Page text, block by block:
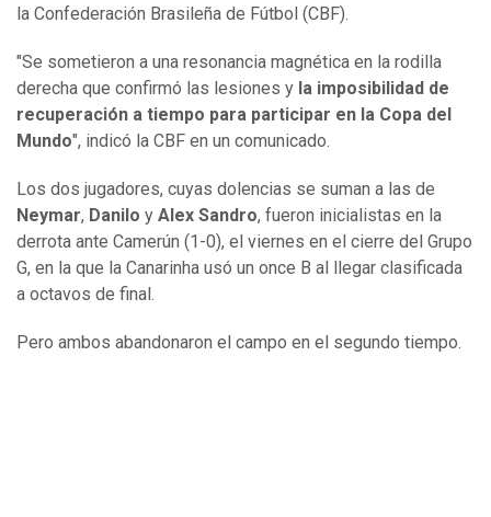
la Confederación Brasileña de Fútbol (CBF).
"Se sometieron a una resonancia magnética en la rodilla
derecha que confirmó las lesiones y la imposibilidad de
recuperación a tiempo para participar en la Copa del
Mundo", indicó la CBF en un comunicado.
Los dos jugadores, cuyas dolencias se suman a las de
Neymar, Danilo y Alex Sandro, fueron inicialistas en la
derrota ante Camerún (1-0), el viernes en el cierre del Grupo
G, en la que la Canarinha usó un once B al llegar clasificada
a octavos de final.
Pero ambos abandonaron el campo en el segundo tiempo.